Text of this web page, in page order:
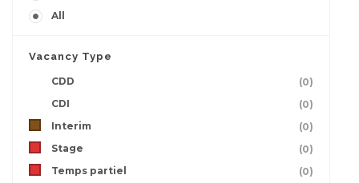
All
Vacancy Type
CDD
(0)
CDI
(0)
Interim
(0)
Stage
(0)
Temps partiel
(0)